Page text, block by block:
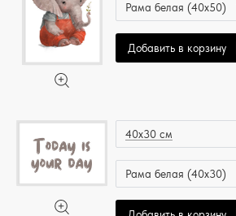
Рама белая (40x50)
Добавить в корзину
40x30 см
Рама белая (40x30)